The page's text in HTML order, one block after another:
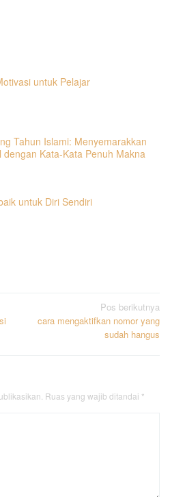
untuk Pelajar
Tahun Islami: Menyemarakkan
dengan Kata-Kata Penuh Makna
untuk Diri Sendiri
Pos berikutnya
cara mengaktifkan nomor yang
sudah hangus
Ruas yang wajib ditandai *